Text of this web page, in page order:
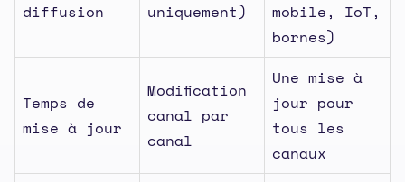
diffusion
uniquement)
mobile, IoT,
bornes)
Temps de
mise à jour
Modification
canal par
canal
Une mise à
jour pour
tous les
canaux